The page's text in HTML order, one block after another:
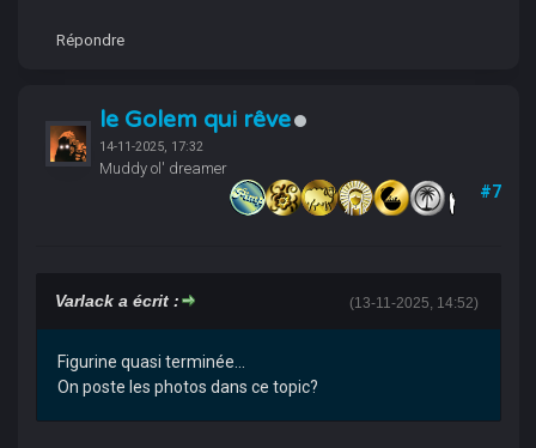
Répondre
le Golem qui rêve
14-11-2025, 17:32
Muddy ol' dreamer
#7
(13-11-2025, 14:52)
Varlack a écrit :
Figurine quasi terminée...
On poste les photos dans ce topic?